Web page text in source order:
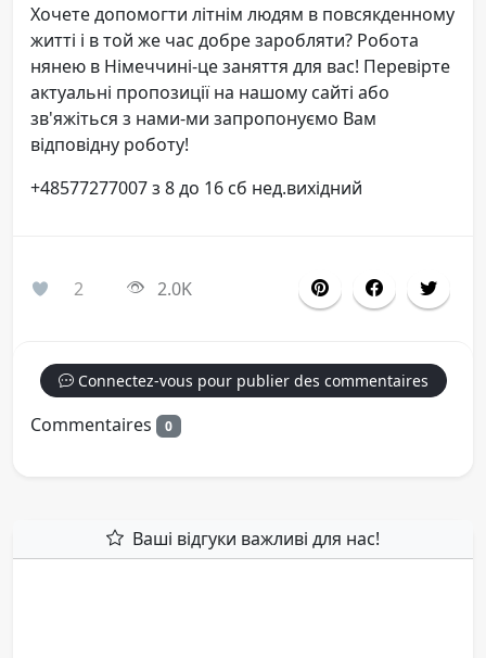
Хочете допомогти літнім людям в повсякденному
житті і в той же час добре заробляти? Робота
нянею в Німеччині-це заняття для вас! Перевірте
актуальні пропозиції на нашому сайті або
зв'яжіться з нами-ми запропонуємо Вам
відповідну роботу!
+48577277007 з 8 до 16 сб нед.вихідний
2 2.0K
Connectez-vous pour publier des commentaires
Commentaires 0
Ваші відгуки важливі для нас!